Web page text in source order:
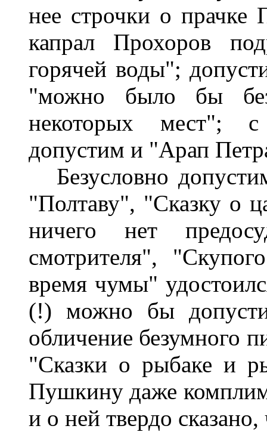
нее строчки о прачке
капрал Прохоров
горячей воды";
"можно было бы
некоторых мест"; с
допустим и "Арап
Безусловно
"Полтаву", "Сказку о
ничего нет
смотрителя",
время чумы"
(!) можно бы
обличение безумного
"Сказки о рыбаке и
Пушкину даже
и о ней твердо